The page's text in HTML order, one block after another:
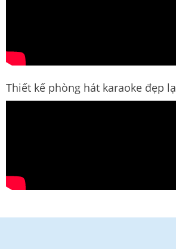
Thiết kế phòng hát karaoke đẹp lạ